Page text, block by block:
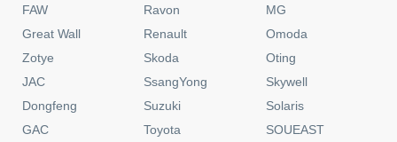
FAW
Great Wall
Zotye
JAC
Dongfeng
GAC
Ravon
Renault
Skoda
SsangYong
Suzuki
Toyota
MG
Omoda
Oting
Skywell
Solaris
SOUEAST